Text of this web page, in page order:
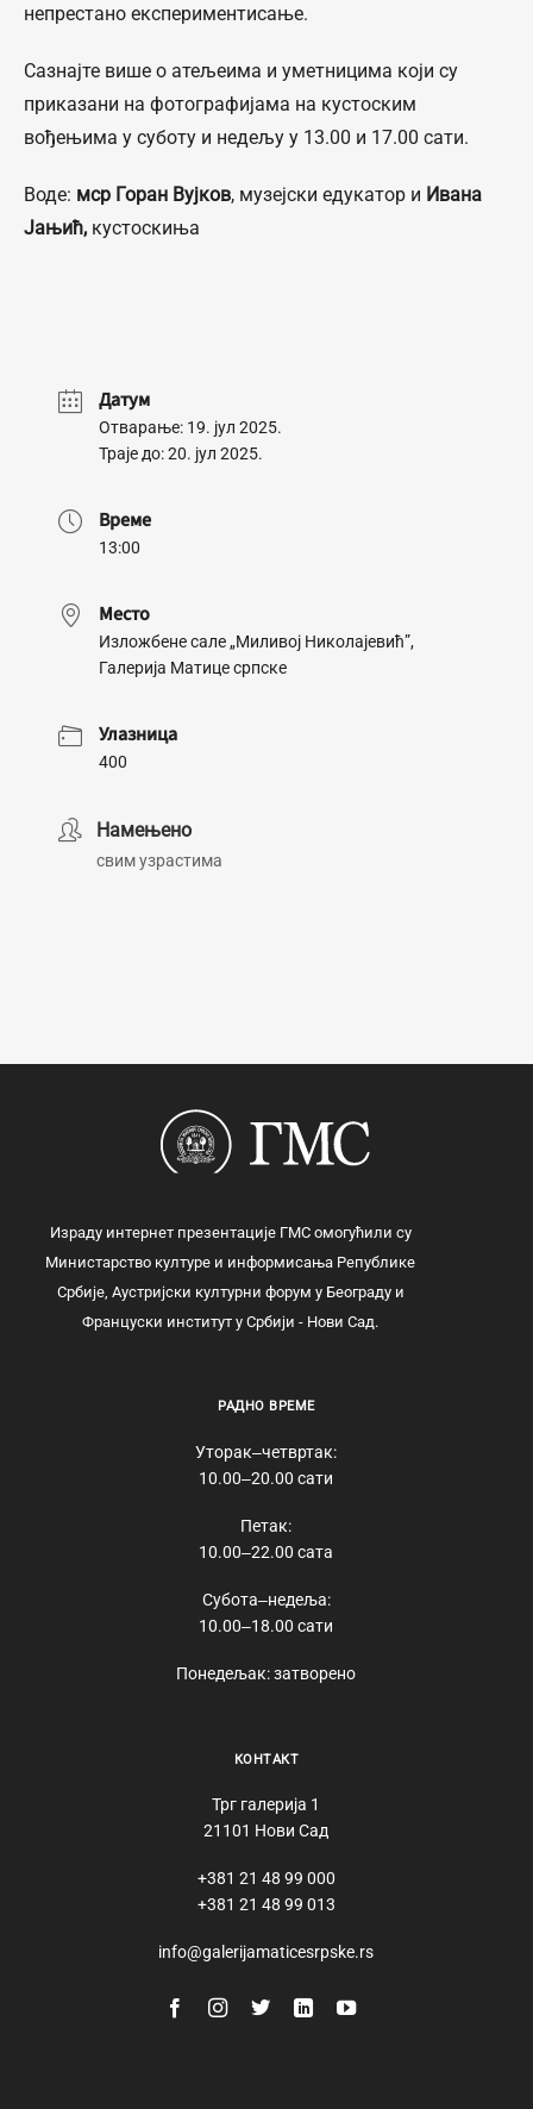
непрестано експериментисање.
Сазнајте више о атељеима и уметницима који су
приказани на фотографијама на кустоским
вођењима у суботу и недељу у 13.00 и 17.00 сати.
Воде: мср Горан Вујков, музејски едукатор и Ивана
Јањић, кустоскиња
Датум
Отварање: 19. јул 2025.
Траје до: 20. јул 2025.
Време
13:00
Место
Изложбене сале „Миливој Николајевић”,
Галерија Матице српске
Улазница
400
Намењено
свим узрастима
Израду интернет презентације ГМС омогућили су
Министарство културе и информисања Републике
Србије, Аустријски културни форум у Београду и
Француски институт у Србији - Нови Сад.
РАДНО ВРЕМЕ
Уторак‒четвртак:
10.00‒20.00 сати
Петак:
10.00‒22.00 сата
Субота‒недеља:
10.00‒18.00 сати
Понедељак: затворено
КОНТАКТ
Трг галерија 1
21101 Нови Сад
+381 21 48 99 000
+381 21 48 99 013
info@galerijamaticesrpske.rs